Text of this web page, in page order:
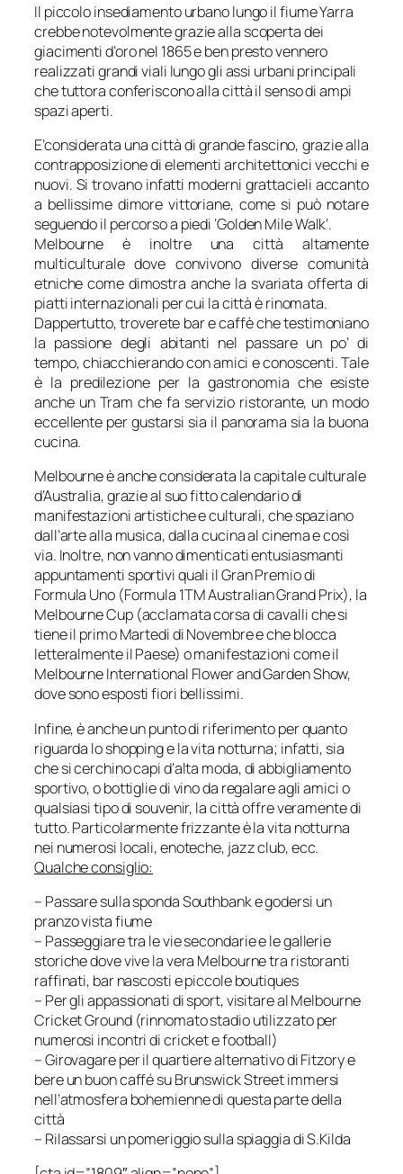
Il piccolo insediamento urbano lungo il fiume Yarra
crebbe notevolmente grazie alla scoperta dei
giacimenti d’oro nel 1865 e ben presto vennero
realizzati grandi viali lungo gli assi urbani principali
che tuttora conferiscono alla città il senso di ampi
spazi aperti.
E’considerata una città di grande fascino, grazie alla
contrapposizione di elementi architettonici vecchi e
nuovi. Si trovano infatti moderni grattacieli accanto
a bellissime dimore vittoriane, come si può notare
seguendo il percorso a piedi ‘Golden Mile Walk’.
Melbourne è inoltre una città altamente
multiculturale dove convivono diverse comunità
etniche come dimostra anche la svariata offerta di
piatti internazionali per cui la città è rinomata.
Dappertutto, troverete bar e caffè che testimoniano
la passione degli abitanti nel passare un po’ di
tempo, chiacchierando con amici e conoscenti. Tale
è la predilezione per la gastronomia che esiste
anche un Tram che fa servizio ristorante, un modo
eccellente per gustarsi sia il panorama sia la buona
cucina.
Melbourne è anche considerata la capitale culturale
d’Australia, grazie al suo fitto calendario di
manifestazioni artistiche e culturali, che spaziano
dall’arte alla musica, dalla cucina al cinema e così
via. Inoltre, non vanno dimenticati entusiasmanti
appuntamenti sportivi quali il Gran Premio di
Formula Uno (Formula 1TM Australian Grand Prix), la
Melbourne Cup (acclamata corsa di cavalli che si
tiene il primo Martedi di Novembre e che blocca
letteralmente il Paese) o manifestazioni come il
Melbourne International Flower and Garden Show,
dove sono esposti fiori bellissimi.
Infine, è anche un punto di riferimento per quanto
riguarda lo shopping e la vita notturna; infatti, sia
che si cerchino capi d’alta moda, di abbigliamento
sportivo, o bottiglie di vino da regalare agli amici o
qualsiasi tipo di souvenir, la città offre veramente di
tutto. Particolarmente frizzante è la vita notturna
nei numerosi locali, enoteche, jazz club, ecc.
Qualche consiglio:
– Passare sulla sponda Southbank e godersi un
pranzo vista fiume
– Passeggiare tra le vie secondarie e le gallerie
storiche dove vive la vera Melbourne tra ristoranti
raffinati, bar nascosti e piccole boutiques
– Per gli appassionati di sport, visitare al Melbourne
Cricket Ground (rinnomato stadio utilizzato per
numerosi incontri di cricket e football)
– Girovagare per il quartiere alternativo di Fitzory e
bere un buon caffé su Brunswick Street immersi
nell’atmosfera bohemienne di questa parte della
città
– Rilassarsi un pomeriggio sulla spiaggia di S.Kilda